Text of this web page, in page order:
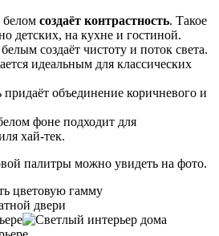
белом создаёт контрастность. Такое
детских, на кухне и гостиной.
создаёт чистоту и поток света.
идеальным для классических
придаёт объединение коричневого и
фоне подходит для
хай-тек.
палитры можно увидеть на фото.